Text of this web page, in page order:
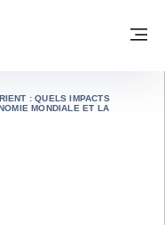
- PAGE
: QUELS IMPACTS
MONDIALE ET LA